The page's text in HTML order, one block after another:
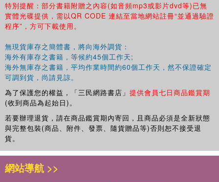
她讓自己放松一點兒。
她用一只眼仔細掃遍整個屋子。眼睛很疼，里面好像進了沙子，像
外星生物入侵了她的領地一樣，很不舒服，又疼又癢，拼命眨眼也
沒用。
盡管一切都籠罩在黑暗里，至少她看到的都是自己所熟悉的——角
落里的電視機，放在電視機上面的便宜的塑料圣誕樹，斜對面的二
手月亮椅．還有椅子上一籃子等著她整理的衣服。一切都一如往
而且也沒有不該出現的東西，這讓她松了一口氣。
令她感到安慰的是，她在家里。可是，還有什么不太對勁，盡管沒
有剛才的感覺強烈，她還是不能完全擺脫心底的那份恐懼。
她鼓起勇氣，突然坐了起來，但是頭疼得快要裂開了，像有人用電
鉆鉆她的腦袋。她又躺了回去，不敢再去驚動腦子里的那只怪獸
了。
她很焦慮，感覺糟透了。不僅是因為頭疼，更多的是那種茫然與不
知所措。這種感覺就如同剛剛從睡夢的迷霧中醒來后又在真實世界
特別提醒：部分書籍附贈之內容(如音頻mp3或影片dvd等)已無
實體光碟提供，需以QR CODE 連結至當地網站註冊“並通過驗證
程序”，方可下載使用。
無現貨庫存之簡體書，將向海外調貨：
海外有庫存之書籍，等候約45個工作天;
海外無庫存之書籍，平均作業時間約60個工作天，然不保證確定
可調到貨，尚請見諒。
為了保護您的權益，「三民網路書店」 提供會員七日商品鑑賞期
(收到商品為起始日)。
若要辦理退貨，請在商品鑑賞期內寄回，且商品必須是全新狀態
與完整包裝(商品、附件、發票、隨貨贈品等)否則恕不接受退
貨。
網站導航 >>